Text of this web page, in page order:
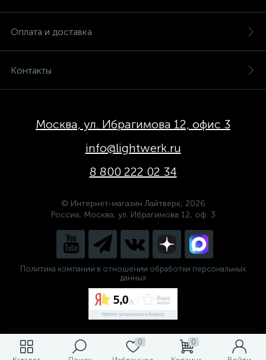
0 0
Оплата и доставка
Контакты
Москва, ул. Ибрагимова 12, офис 3
info@lightwerk.ru
8 800 222 02 34
© Интернет-магазин Лайтверк, 2026
Россия, Москва, ул. Ибрагимова 12, оф. 3
Политика компании в отношении обработки персональных
данных